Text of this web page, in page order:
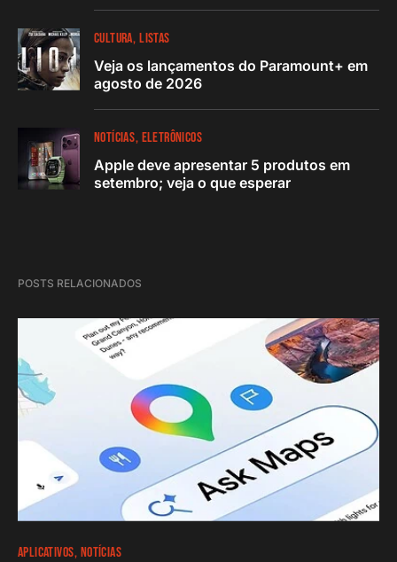
CULTURA LISTAS
Veja os lançamentos do Paramount+ em
agosto de 2026
NOTÍCIAS ELETRÔNICOS
Apple deve apresentar 5 produtos em
setembro; veja o que esperar
POSTS RELACIONADOS
APLICATIVOS NOTÍCIAS